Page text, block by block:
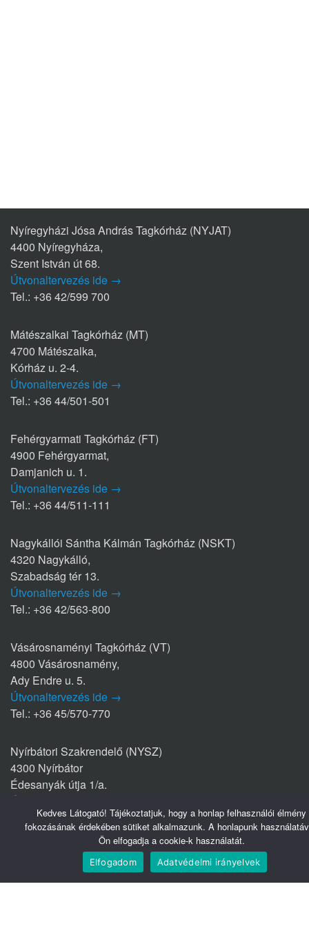
Nyíregyházi Jósa András Tagkórház (NYJAT)
4400 Nyíregyháza,
Szent István út 68.
Útvonaltervezés ide →
Tel.: +36 42/599 700
Mátészalkai Tagkórház (MT)
4700 Mátészalka,
Kórház u. 2-4.
Útvonaltervezés ide →
Tel.: +36 44/501-501
Fehérgyarmati Tagkórház (FT)
4900 Fehérgyarmat,
Damjanich u. 1.
Útvonaltervezés ide →
Tel.: +36 44/511-111
Nagykállói Sántha Kálmán Tagkórház (NSKT)
4320 Nagykálló,
Szabadság tér 13.
Útvonaltervezés ide →
Tel.: +36 42/563-800
Vásárosnaményi Tagkórház (VT)
4800 Vásárosnamény,
Ady Endre u. 5.
Útvonaltervezés ide →
Tel.: +36 45/570-770
Nyírbátori Szakrendelő (NYSZ)
4300 Nyírbátor
Édesanyák útja 1/a.
Útvonaltervezés ide →
Tel.: +36 42/281-711
Hasznos linkek
Kedves Látogató! Tájékoztatjuk, hogy a honlap felhasználói élmény
fokozásának érdekében sütiket alkalmazunk. A honlapunk
Ön elfogadja a cookie-k használatát.
Elfogadom Adatvédelmi irányelvek